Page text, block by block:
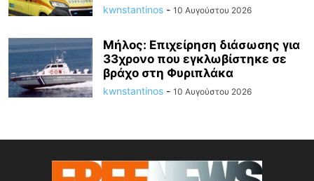
kwnstantinos - 10 Αυγούστου 2026
Μήλος: Επιχείρηση διάσωσης για
33χρονο που εγκλωβίστηκε σε
βράχο στη Φυριπλάκα
kwnstantinos - 10 Αυγούστου 2026